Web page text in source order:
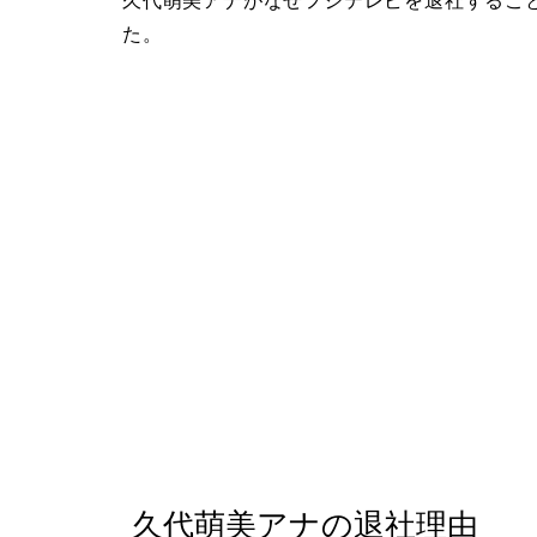
た。
久代萌美アナの退社理由